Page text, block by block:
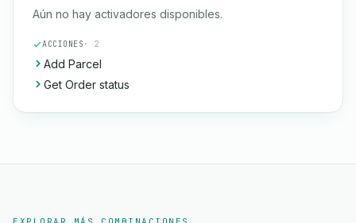
Aún no hay activadores disponibles.
ACCIONES · 2
Add Parcel
Get Order status